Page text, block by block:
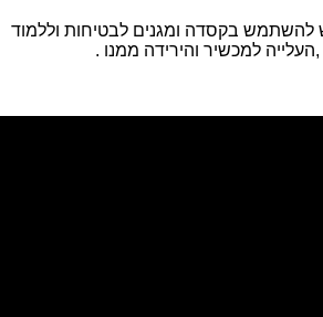
להשתמש בקסדה ומגנים לבטיחות וללמוד
למכשיר והירידה ממנו .